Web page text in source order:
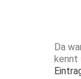
Da
kennt